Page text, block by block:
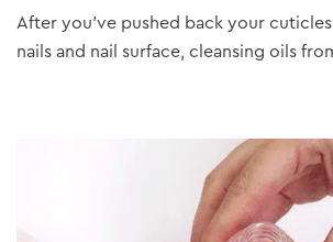
After you’ve pushed back your
nails and nail surface, cleansing oils